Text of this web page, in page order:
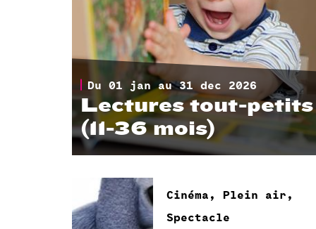
Du 01 jan au 31 dec 2026
Lectures tout-petits
(11-36 mois)
Cinéma, Plein air,
Spectacle